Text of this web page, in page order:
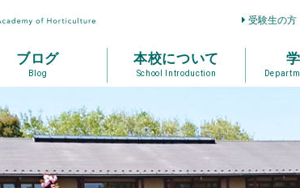
受験生の方
ブログ
Blog
本校について
School Introduction